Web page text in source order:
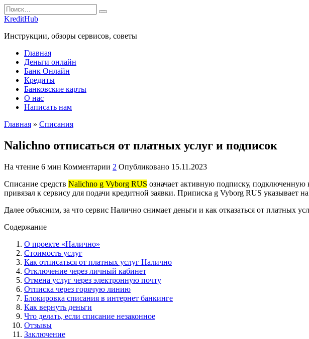
Перейти
к
Search
for:
KreditHub
Инструкции, обзоры сервисов, советы
Главная
Деньги онлайн
Банк Онлайн
Кредиты
Банковские карты
О нас
Написать нам
Главная » Списания
Nalichno отписаться от платных услуг и подписок
На чтение 6 мин Комментарии 2 Опубликовано 15.11.2023
Списание средств Nalichno g Vyborg RUS означает активную подписку, подключенную
привязал к сервису для подачи кредитной заявки. Приписка g Vyborg RUS указывает
Далее объясним, за что сервис Налично снимает деньги и как отказаться от платных
Содержание
О проекте «Налично»
Стоимость услуг
Как отписаться от платных услуг Налично
Отключение через личный кабинет
Отмена услуг через электронную почту
Отписка через горячую линию
Блокировка списания в интернет банкинге
Как вернуть деньги
Что делать, если списание незаконное
Отзывы
Заключение